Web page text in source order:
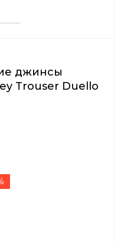
джинсы
Trouser Duello